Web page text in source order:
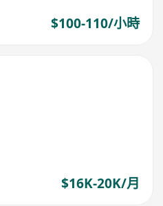
$100-110/小時
$16K-20K/月